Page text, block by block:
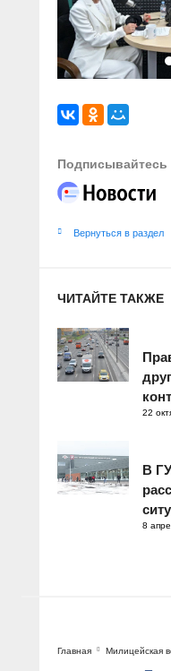
Вернуться в раздел
ЧИТАЙТЕ ТАКЖЕ
22
В
8
Главная Милицейская